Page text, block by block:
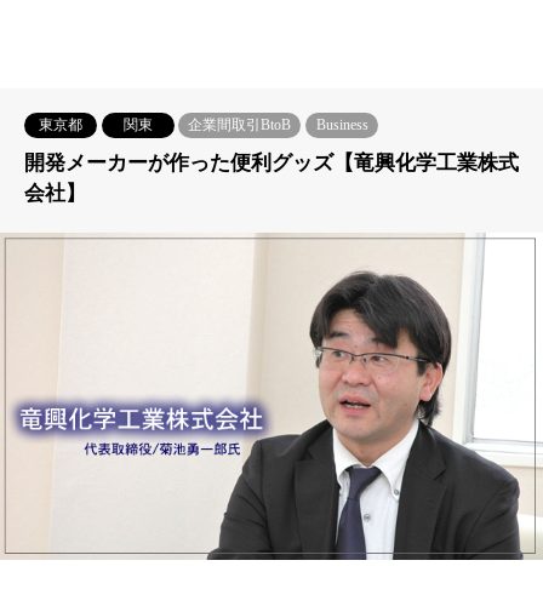
東京都 関東 企業間取引BtoB Business
開発メーカーが作った便利グッズ【竜興化学工業株式
会社】